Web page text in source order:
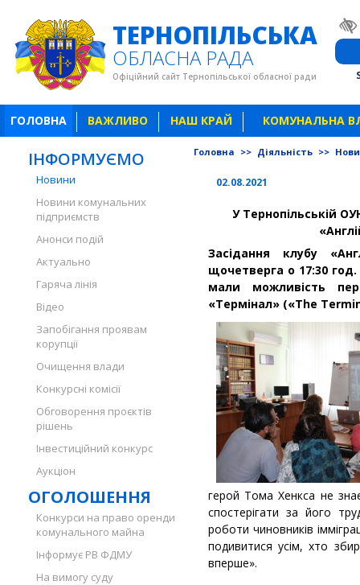
ТЕРНОПІЛЬСЬКА
ОБЛАСНА РАДА
Офіційний сайт Тернопільської обласної ради
ГОЛОВНА ВАЖЛИВО НАШ КРАЙ КОМУНАЛЬНА
ІНФОРМУЄМО
Новини
Новини комунальних
підприємств
Анонси подій
Актуально
Гаряча лінія
Відео
Запобігання проявам
корупції
Очищення влади
Конкурсні комісії
Обговорення проєктів
рішень
Інвестиційний конкурс
Аукціон
ОГОЛОШЕННЯ
Конкурси на право оренди
комунального майна
Інформує РВ ФДМУ
На вимогу суду
Головна >> Діяльність >>
02.08.2021
У Тернопільській
Засідання клубу
щочетверга о 17:30
мали можливість
«Термінал» («The
герой Тома Хенкса не
спостерігати за його
роботи чиновників
подивитися усім, хто
вперше».